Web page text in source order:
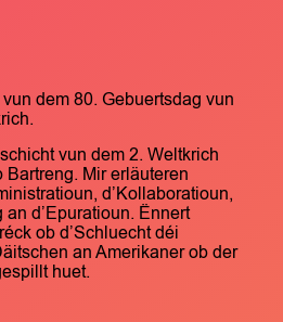
dem 80. Gebuertsdag vun
vun dem 2. Weltkrich
Mir erläuteren
d’Kollaboratioun,
d’Epuratioun. Ënnert
ob d’Schluecht déi
an Amerikaner ob der
huet.